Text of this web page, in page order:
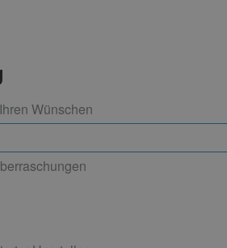
Wünschen